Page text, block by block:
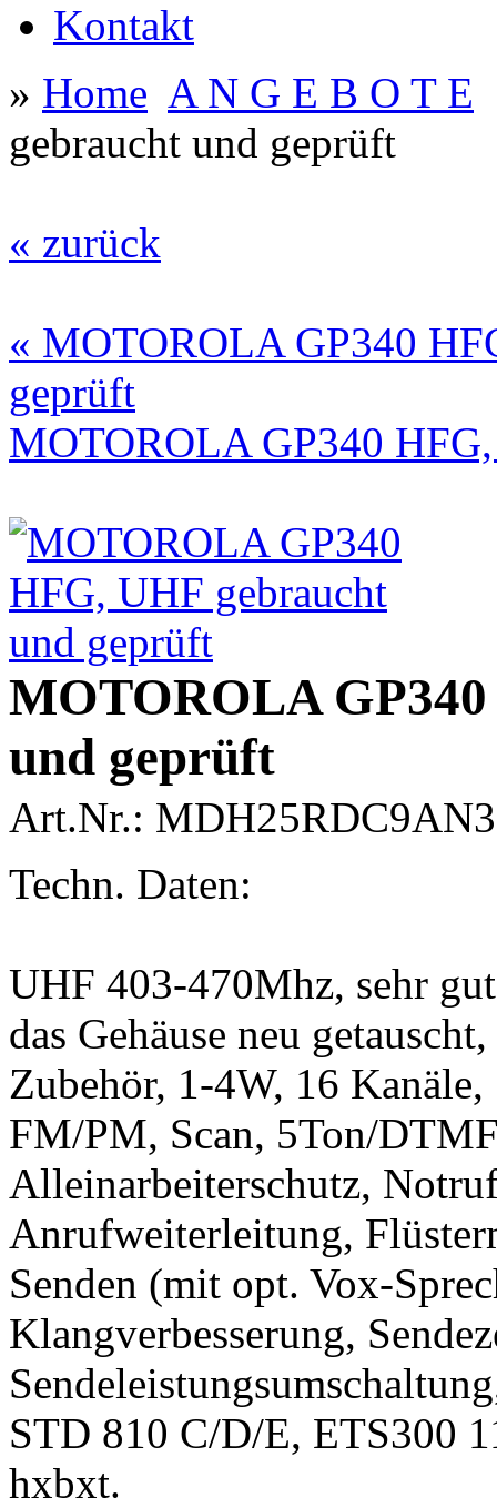
Kontakt
» Home A N G E B O T E
gebraucht und geprüft
« zurück
« MOTOROLA GP340
geprüft
MOTOROLA GP340
MOTOROLA
und geprüft
Art.Nr.:
Techn. Daten:
UHF 403-470Mhz, sehr
das Gehäuse neu
Zubehör, 1-4W, 16
FM/PM, Scan, 5Ton/
Alleinarbeiterschutz,
Anrufweiterleitung,
Senden (mit opt. Vox-
Klangverbesserung,
STD 810 C/D/E, ETS300
hxbxt.